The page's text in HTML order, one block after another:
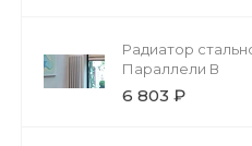
Радиатор
Параллели В
6 803 ₽